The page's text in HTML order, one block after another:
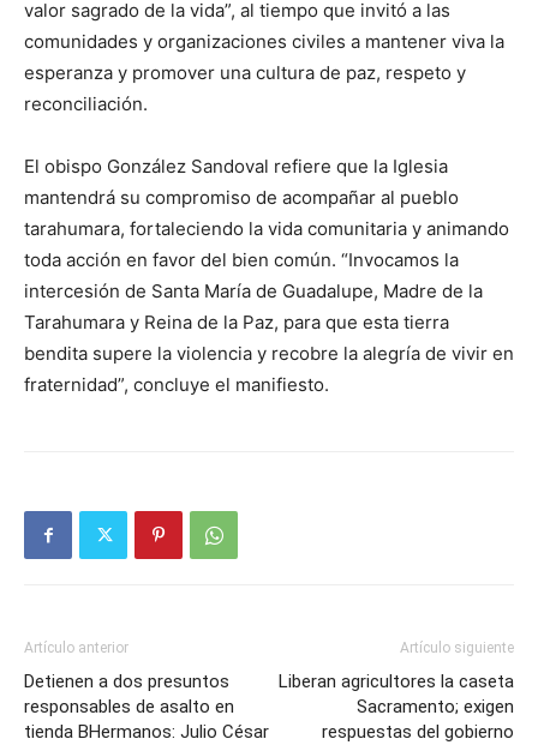
valor sagrado de la vida”, al tiempo que invitó a las
comunidades y organizaciones civiles a mantener viva la
esperanza y promover una cultura de paz, respeto y
reconciliación.
El obispo González Sandoval refiere que la Iglesia
mantendrá su compromiso de acompañar al pueblo
tarahumara, fortaleciendo la vida comunitaria y animando
toda acción en favor del bien común. “Invocamos la
intercesión de Santa María de Guadalupe, Madre de la
Tarahumara y Reina de la Paz, para que esta tierra
bendita supere la violencia y recobre la alegría de vivir en
fraternidad”, concluye el manifiesto.
Artículo anterior
Detienen a dos presuntos
responsables de asalto en
tienda BHermanos: Julio César
Artículo siguiente
Liberan agricultores la caseta
Sacramento; exigen
respuestas del gobierno